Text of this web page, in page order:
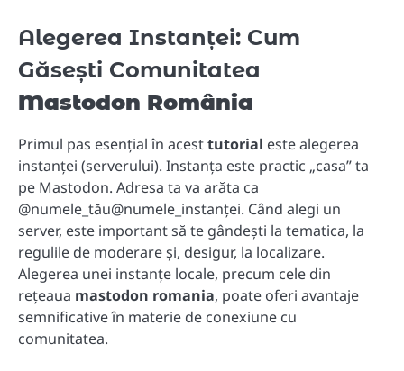
Alegerea Instanței: Cum
Găsești Comunitatea
Mastodon România
Primul pas esențial în acesttutorial este alegerea
instanței (serverului). Instanța este practic „casa” ta
pe Mastodon. Adresa ta va arăta ca
@numele_tău@numele_instanței. Când alegi un
server, este important să te gândești la tematica, la
regulile de moderare și, desigur, la localizare.
Alegerea unei instanțe locale, precum cele din
rețeaua mastodon romania, poate oferi avantaje
semnificative în materie de conexiune cu
comunitatea.